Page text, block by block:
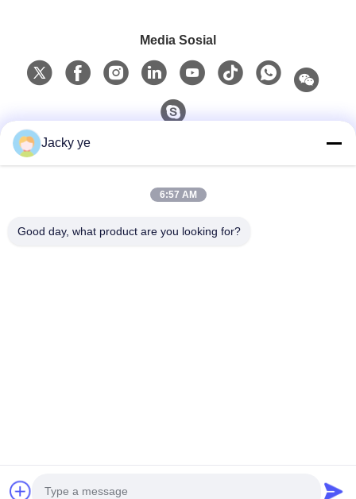
Media Sosial
2026 Changzhou SunMore Rotomolding Technology Co., ltd
Jacky ye
6:57 AM
Good day, what product are you looking for?